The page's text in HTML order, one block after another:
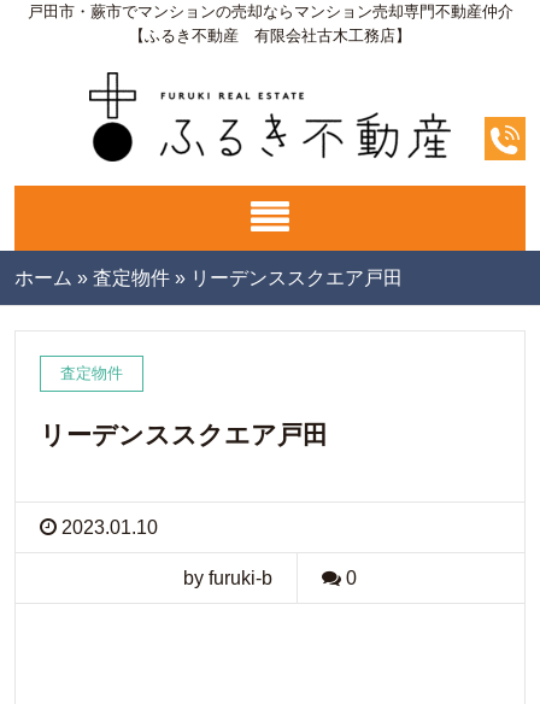
戸田市・蕨市でマンションの売却ならマンション売却専門不動産仲介
【ふるき不動産 有限会社古木工務店】
ホーム » 査定物件 » リーデンススクエア戸田
査定物件
リーデンススクエア戸田
2023.01.10
by furuki-b 0